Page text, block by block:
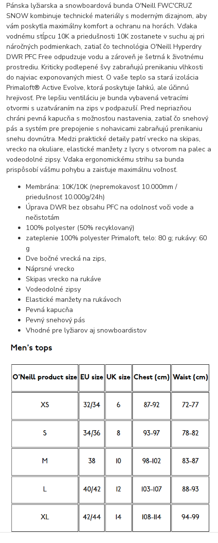
Pánska lyžiarska a snowboardová bunda O'Neill FWC'CRUZ
SNOW kombinuje technické materiály s moderným dizajnom, aby
vám poskytla maximálny komfort a ochranu na horách. Vďaka
vodnému stĺpcu 10K a priedušnosti 10K zostanete v suchu aj pri
náročných podmienkach, zatiaľ čo technológia O'Neill Hyperdry
DWR PFC Free odpudzuje vodu a zároveň je šetrná k životnému
prostrediu. Kriticky podlepené švy zabraňujú prenikaniu vlhkosti
do najviac exponovaných miest. O vaše teplo sa stará izolácia
Primaloft® Active Evolve, ktorá poskytuje ľahkú, ale účinnú
hrejivosť. Pre lepšiu ventiláciu je bunda vybavená vetracími
otvormi s uzatváraním na zips v podpazuší. Pred nepriazňou
chráni pevná kapucňa s možnosťou nastavenia, zatiaľ čo snehový
pás a systém pre prepojenie s nohavicami zabraňujú prenikaniu
snehu dovnútra. Medzi praktické detaily patrí vrecko na skipas,
vrecko na okuliare, elastické manžety z lycry s otvorom na palec a
vodeodolné zipsy. Vďaka ergonomickému strihu sa bunda
prispôsobí vášmu pohybu a zaisťuje maximálnu voľnosť.
Membrána: 10K/10K (nepremokavosť 10.000mm /
priedušnosť 10.000g/24h)
Úprava DWR bez obsahu PFC na odolnosť voči vode a
nečistotám
100% polyester (50% recyklovaný)
zateplenie 100% polyester Primaloft, telo: 80 g; rukávy: 60
g
Dve bočné vrecká na zips,
Náprsné vrecko
Skipas vrecko na rukáve
Vodeodolné zipsy
Elastické manžety na rukávoch
Pevná kapucňa
Pevný snehový pás
Vhodné pre lyžiarov aj snowboardistov